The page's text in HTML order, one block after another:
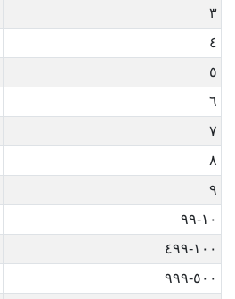
٣
٤
٥
٦
٧
٨
٩
١٠-٩٩
١٠٠-٤٩٩
٥٠٠-٩٩٩